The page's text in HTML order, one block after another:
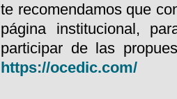
te recomendamos que
página institucional,
participar de las
https://ocedic.com/